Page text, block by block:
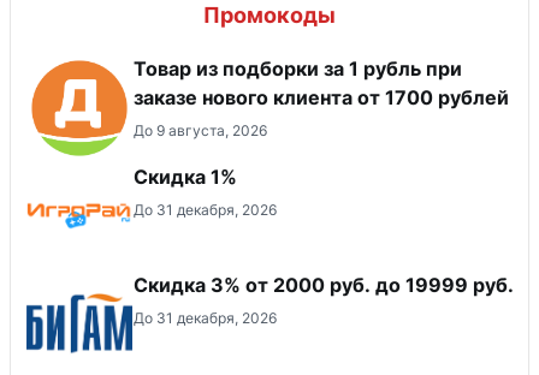
Промокоды
Товар из подборки за 1 рубль при
заказе нового клиента от 1700 рублей
До 9 августа, 2026
Скидка 1%
До 31 декабря, 2026
​Скидка 3% от 2000 руб. до 19999 руб.
До 31 декабря, 2026